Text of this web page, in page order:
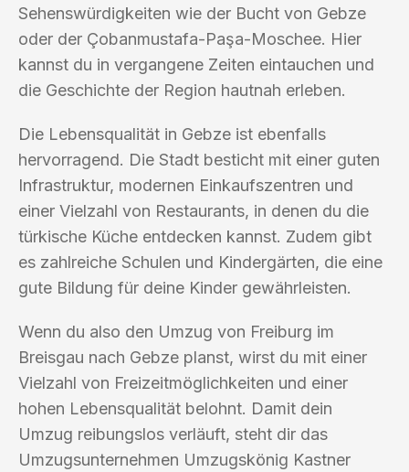
Sehenswürdigkeiten wie der Bucht von Gebze
oder der Çobanmustafa-Paşa-Moschee. Hier
kannst du in vergangene Zeiten eintauchen und
die Geschichte der Region hautnah erleben.
Die Lebensqualität in Gebze ist ebenfalls
hervorragend. Die Stadt besticht mit einer guten
Infrastruktur, modernen Einkaufszentren und
einer Vielzahl von Restaurants, in denen du die
türkische Küche entdecken kannst. Zudem gibt
es zahlreiche Schulen und Kindergärten, die eine
gute Bildung für deine Kinder gewährleisten.
Wenn du also den Umzug von Freiburg im
Breisgau nach Gebze planst, wirst du mit einer
Vielzahl von Freizeitmöglichkeiten und einer
hohen Lebensqualität belohnt. Damit dein
Umzug reibungslos verläuft, steht dir das
Umzugsunternehmen Umzugskönig Kastner